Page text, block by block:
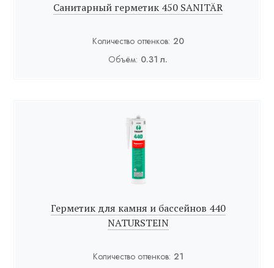
Санитарный герметик 450 SANITÄR
Количество оттенков: 20
Объём: 0.31 л.
Герметик для камня и бассейнов 440
NATURSTEIN
Количество оттенков: 21